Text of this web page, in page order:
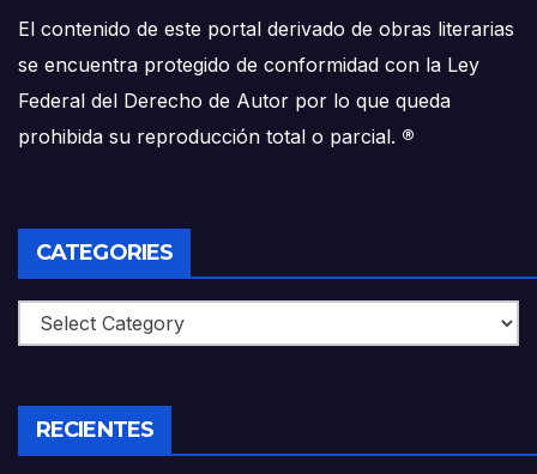
El contenido de este portal derivado de obras literarias
se encuentra protegido de conformidad con la Ley
Federal del Derecho de Autor por lo que queda
prohibida su reproducción total o parcial. ®
CATEGORIES
Categories
RECIENTES